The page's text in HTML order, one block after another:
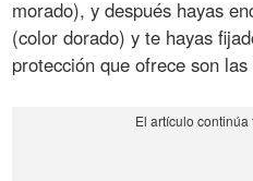
morado), y después hayas
(color dorado) y te hayas
protección que ofrece son